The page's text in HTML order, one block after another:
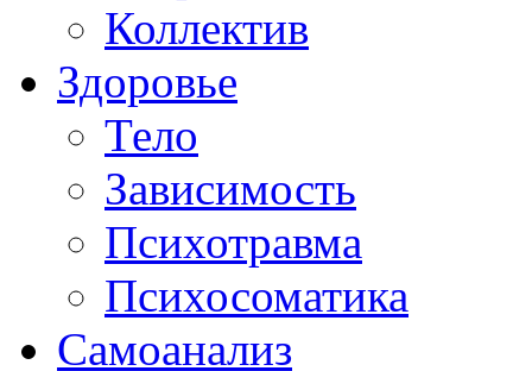
Коллектив
Здоровье
Тело
Зависимость
Психотравма
Психосоматика
Самоанализ